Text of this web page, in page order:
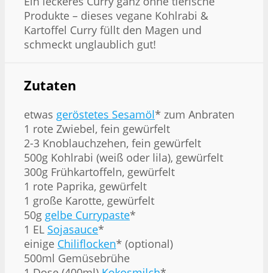
Produkte – dieses vegane Kohlrabi &
Kartoffel Curry füllt den Magen und
schmeckt unglaublich gut!
Zutaten
etwas geröstetes Sesamöl* zum Anbraten
1 rote Zwiebel, fein gewürfelt
2-3 Knoblauchzehen, fein gewürfelt
500g Kohlrabi (weiß oder lila), gewürfelt
300g Frühkartoffeln, gewürfelt
1 rote Paprika, gewürfelt
1 große Karotte, gewürfelt
50g gelbe Currypaste*
1 EL Sojasauce*
einige Chiliflocken* (optional)
500ml Gemüsebrühe